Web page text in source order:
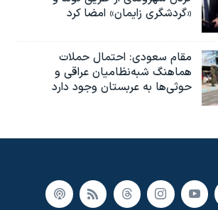
«گردشگری زایمان» امضا کرد
مقام سعودی: احتمال حملات
هماهنگ شبه‌نظامیان عراقی و
حوثی‌ها به عربستان وجود دارد